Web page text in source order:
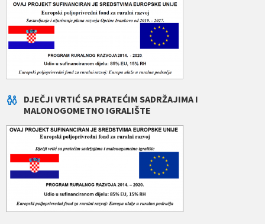
DJEČJI VRTIĆ SA PRATEĆIM SADRŽAJIMA I
MALONOGOMETNO IGRALIŠTE